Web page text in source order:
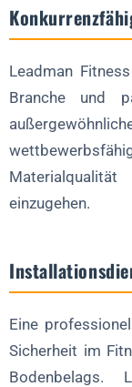
Leadman
Branche und
einzugehen.
Eine
Sicherheit im
Bodenbelags.